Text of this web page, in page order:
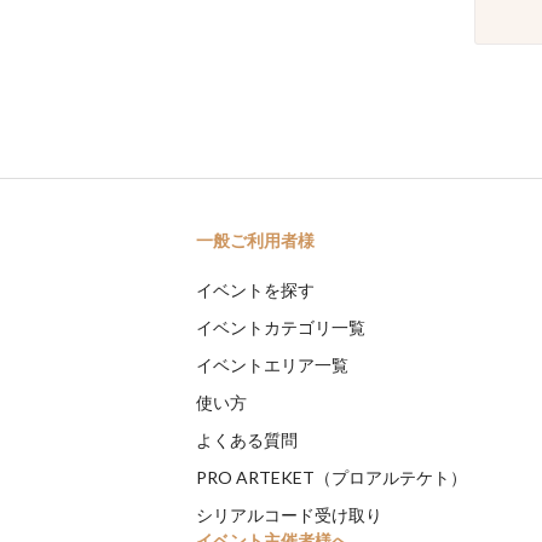
一般ご利用者様
イベントを探す
イベントカテゴリ一覧
イベントエリア一覧
使い方
よくある質問
PRO ARTEKET（プロアルテケト）
シリアルコード受け取り